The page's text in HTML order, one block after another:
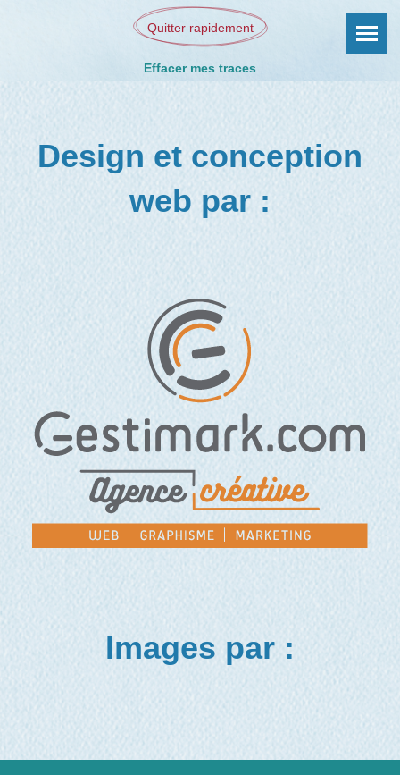
Quitter rapidement
Effacer mes traces
Design et conception
web par :
Images par :